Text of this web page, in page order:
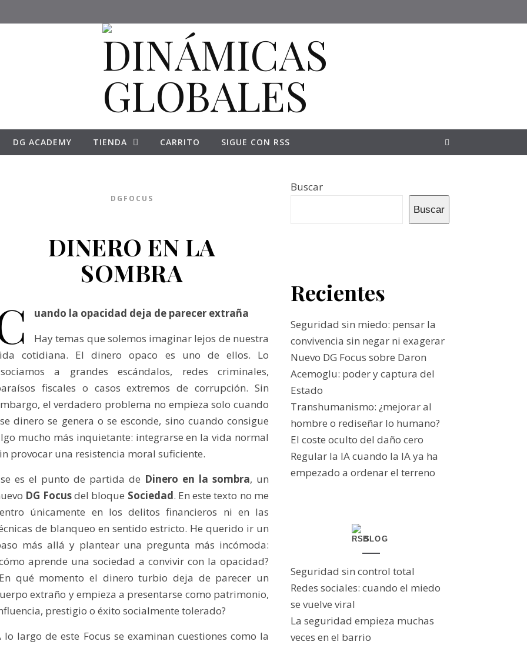
DG ACADEMY TIENDA CARRITO SIGUE CON RSS
DGFOCUS
DINERO EN LA
SOMBRA
uando la opacidad deja de parecer extraña
Hay temas que solemos imaginar lejos de nuestra
cotidiana. El dinero opaco es uno de ellos. Lo
a grandes escándalos, redes criminales,
fiscales o casos extremos de corrupción. Sin
el verdadero problema no empieza solo cuando
dinero se genera o se esconde, sino cuando consigue
mucho más inquietante: integrarse en la vida normal
provocar una resistencia moral suficiente.
es el punto de partida de Dinero en la sombra, un
DG Focusdel bloque Sociedad. En este texto no me
únicamente en los delitos financieros ni en las
de blanqueo en sentido estricto. He querido ir un
más allá y plantear una pregunta más incómoda:
aprende una sociedad a convivir con la opacidad?
qué momento el dinero turbio deja de parecer un
extraño y empieza a presentarse como patrimonio,
prestigio o éxito socialmente tolerado?
lo largo de este Focus se examinan cuestiones como la
Buscar
Buscar
Recientes
Seguridad sin miedo: pensar la
convivencia sin negar ni exagerar
Nuevo DG Focus sobre Daron
Acemoglu: poder y captura del
Estado
Transhumanismo: ¿mejorar al
hombre o rediseñar lo humano?
El coste oculto del daño cero
Regular la IA cuando la IA ya ha
empezado a ordenar el terreno
BLOG
Seguridad sin control total
Redes sociales: cuando el miedo
se vuelve viral
La seguridad empieza muchas
veces en el barrio